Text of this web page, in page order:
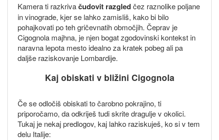
Kamera ti razkrivačudovit razgledčez raznolike poljane
in vinograde, kjer se lahko zamisliš, kako bi bilo
pohajkovati po teh gričevnatih območjih. Čeprav je
Cigognola majhna, je njen bogat zgodovinski kontekst in
naravna lepota mesto idealno za kratek pobeg ali pa
daljše raziskovanje Lombardije.
Kaj obiskati v bližini Cigognola
Če se odločiš obiskati to čarobno pokrajino, ti
priporočamo, da odkriješ tudi skrite dragulje v okolici.
Tukaj je nekaj predlogov, kaj lahko raziskuješ, ko si v tem
delu Italije: